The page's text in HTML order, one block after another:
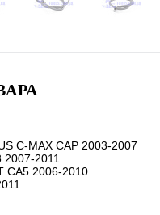
C-MAX CAP 2003-2007
2007-2011
CA5 2006-2010